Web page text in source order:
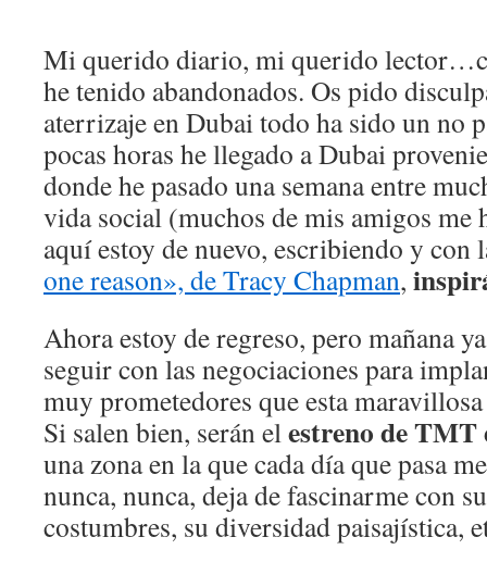
Mi querido diario, mi querido
he tenido abandonados. Os pido
aterrizaje en Dubai todo ha sido un no
pocas horas he llegado a Dubai
donde he pasado una semana entre
vida social (muchos de mis amigos me
aquí estoy de nuevo, escribiendo y con
one reason», de Tracy Chapman,
Ahora estoy de regreso, pero mañana
seguir con las negociaciones para
muy prometedores que esta
Si salen bien, serán elestreno de
una zona en la que cada día que pasa
nunca, nunca, deja de fascinarme con
costumbres, su diversidad paisajística,